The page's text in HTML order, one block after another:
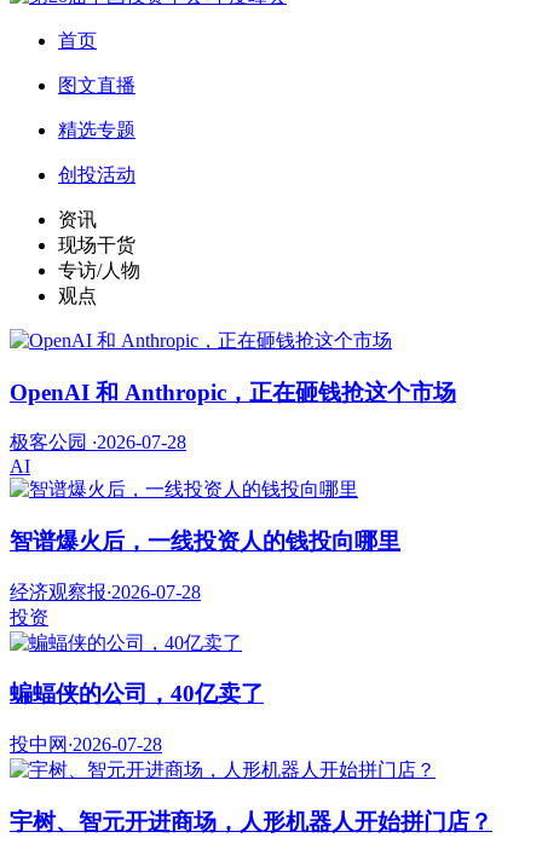
首页
图文直播
精选专题
创投活动
资讯
现场干货
专访/人物
观点
OpenAI 和 Anthropic，正在砸钱抢这个市场
极客公园 ·2026-07-28
AI
智谱爆火后，一线投资人的钱投向哪里
经济观察报·2026-07-28
投资
蝙蝠侠的公司，40亿卖了
投中网 ·2026-07-28
宇树、智元开进商场，人形机器人开始拼门店？